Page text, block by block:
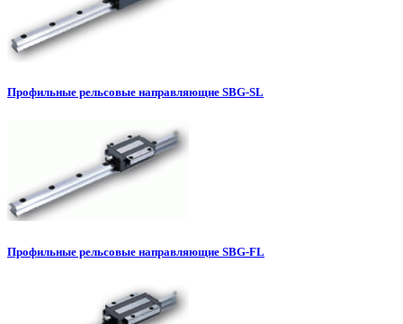
Профильные рельсовые направляющие SBG-SL
Профильные рельсовые направляющие SBG-FL